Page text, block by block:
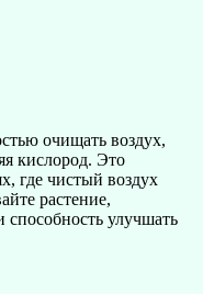
очищать воздух,
кислород. Это
где чистый воздух
растение,
способность улучшать